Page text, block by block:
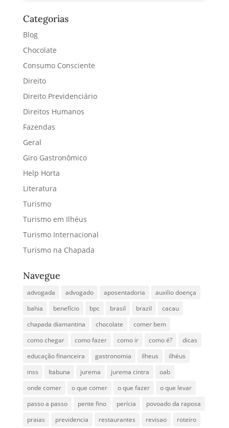
Categorias
Blog
Chocolate
Consumo Consciente
Direito
Direito Previdenciário
Direitos Humanos
Fazendas
Geral
Giro Gastronômico
Help Horta
Literatura
Turismo
Turismo em Ilhéus
Turismo Internacional
Turismo na Chapada
Navegue
advogada advogado aposentadoria
auxilio doença
bahia
benefício bpc brasil brazil
cacau
chapada diamantina
chocolate
comer bem
como chegar
como fazer como ir como é?
dicas
educação financeira
gastronomia ilheus
ilhéus
inss
Itabuna jurema jurema cintra
oab
onde comer
o que comer o que fazer
o que levar
passo a passo
pente fino perícia
povoado da raposa
praias
previdencia restaurantes revisao roteiro